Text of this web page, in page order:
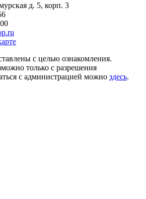
д. 5, корп. 3
с целью ознакомления.
только с разрешения
с администрацией можно здесь.